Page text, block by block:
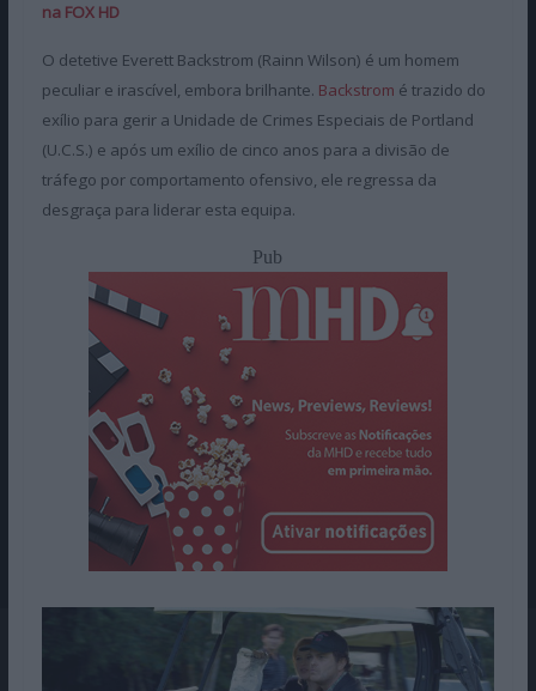
na FOX HD
O detetive Everett Backstrom (Rainn Wilson) é um homem
peculiar e irascível, embora brilhante. Backstrom é trazido do
exílio para gerir a Unidade de Crimes Especiais de Portland
(U.C.S.) e após um exílio de cinco anos para a divisão de
tráfego por comportamento ofensivo, ele regressa da
desgraça para liderar esta equipa.
Pub